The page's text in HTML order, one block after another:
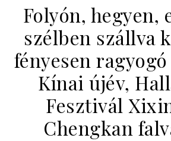
Folyón, hegyen,
szélben szállva
fényesen
Kínai újév,
Fesztivál
Chengkan